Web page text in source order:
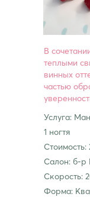
Услуга:
1 ногтя
Стоимость:
Салон: б-р
Скорость:
Форма:
В
теплыми
винных
частью